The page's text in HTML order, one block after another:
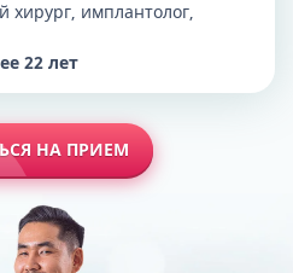
хирург, имплантолог,
22 лет
НА ПРИЕМ